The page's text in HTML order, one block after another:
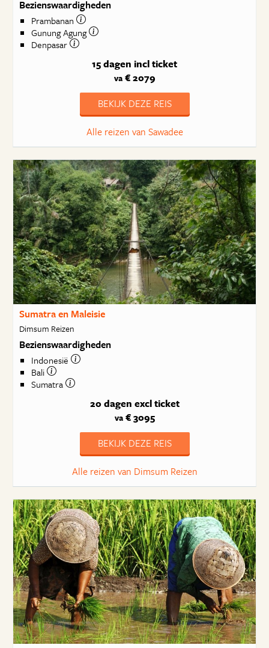
Bezienswaardigheden
Prambanan
Gunung Agung
Denpasar
15 dagen incl ticket
va€ 2079
BEKIJK DEZE REIS
Alle reizen van Sawadee
Sumatra en Maleisie
Dimsum Reizen
Bezienswaardigheden
Indonesië
Bali
Sumatra
20 dagen excl ticket
va€ 3095
BEKIJK DEZE REIS
Alle reizen van Dimsum Reizen